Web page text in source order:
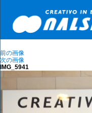
前の画像
次の画像
IMG_5941